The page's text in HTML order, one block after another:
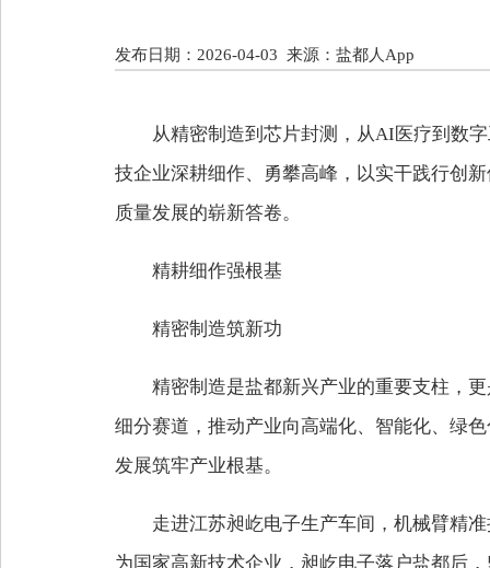
发布日期：2026-04-03 来源：盐都人App
从精密制造到芯片封测， 从AI医疗到数
技企业深耕细作、勇攀高峰， 以实干践行创
质量发展的崭新答卷。
精耕细作强根基
精密制造筑新功
精密制造是盐都新兴产业的重要支柱，
细分赛道，推动产业向高端化、智能化、绿
发展筑牢产业根基。
走进江苏昶屹电子生产车间，机械臂精
为国家高新技术企业，昶屹电子落户盐都后